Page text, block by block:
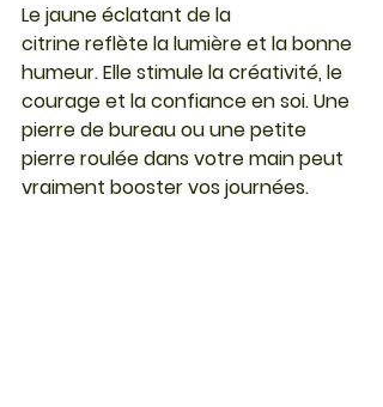
Le jaune éclatant de la
citrine reflète la lumière et la bonne
humeur. Elle stimule la créativité, le
courage et la confiance en soi. Une
pierre de bureau ou une petite
pierre roulée dans votre main peut
vraiment booster vos journées.